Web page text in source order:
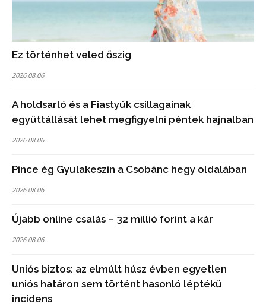
Ez történhet veled őszig
2026.08.06
A holdsarló és a Fiastyúk csillagainak
együttállását lehet megfigyelni péntek hajnalban
2026.08.06
Pince ég Gyulakeszin a Csobánc hegy oldalában
2026.08.06
Újabb online csalás – 32 millió forint a kár
2026.08.06
Uniós biztos: az elmúlt húsz évben egyetlen
uniós határon sem történt hasonló léptékű
incidens